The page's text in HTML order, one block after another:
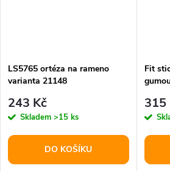
LS5765 ortéza na rameno
varianta 21148
243 Kč
Skladem >15 ks
DO KOŠÍKU
Fit
315